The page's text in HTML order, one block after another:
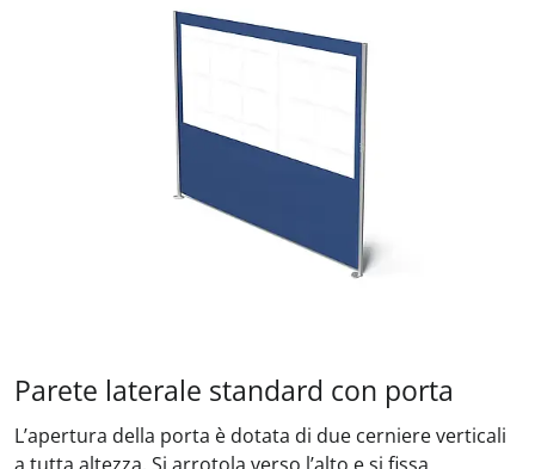
Parete laterale standard con porta
L’apertura della porta è dotata di due cerniere verticali